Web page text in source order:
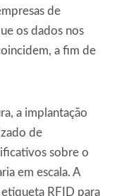
de
os dados nos
a fim de
a implantação
de
sobre o
em escala. A
RFID para